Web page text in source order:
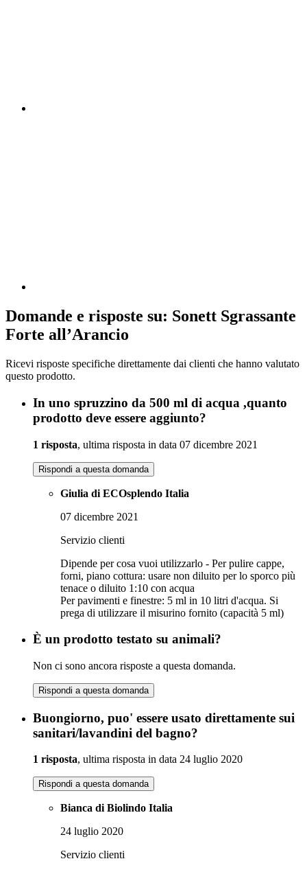
Domande e risposte su: Sonett Sgrassante
Forte all’Arancio
Ricevi risposte specifiche direttamente dai clienti che hanno valutato
questo prodotto.
In uno spruzzino da 500 ml di acqua ,quanto
prodotto deve essere aggiunto?
1 risposta, ultima risposta in data 07 dicembre 2021
Rispondi a questa domanda
Giulia di ECOsplendo Italia
07 dicembre 2021
Servizio clienti
Dipende per cosa vuoi utilizzarlo - Per pulire cappe,
forni, piano cottura: usare non diluito per lo sporco più
tenace o diluito 1:10 con acqua
Per pavimenti e finestre: 5 ml in 10 litri d'acqua. Si
prega di utilizzare il misurino fornito (capacità 5 ml)
È un prodotto testato su animali?
Non ci sono ancora risposte a questa domanda.
Rispondi a questa domanda
Buongiorno, puo' essere usato direttamente sui
sanitari/lavandini del bagno?
1 risposta, ultima risposta in data 24 luglio 2020
Rispondi a questa domanda
Bianca di Biolindo Italia
24 luglio 2020
Servizio clienti